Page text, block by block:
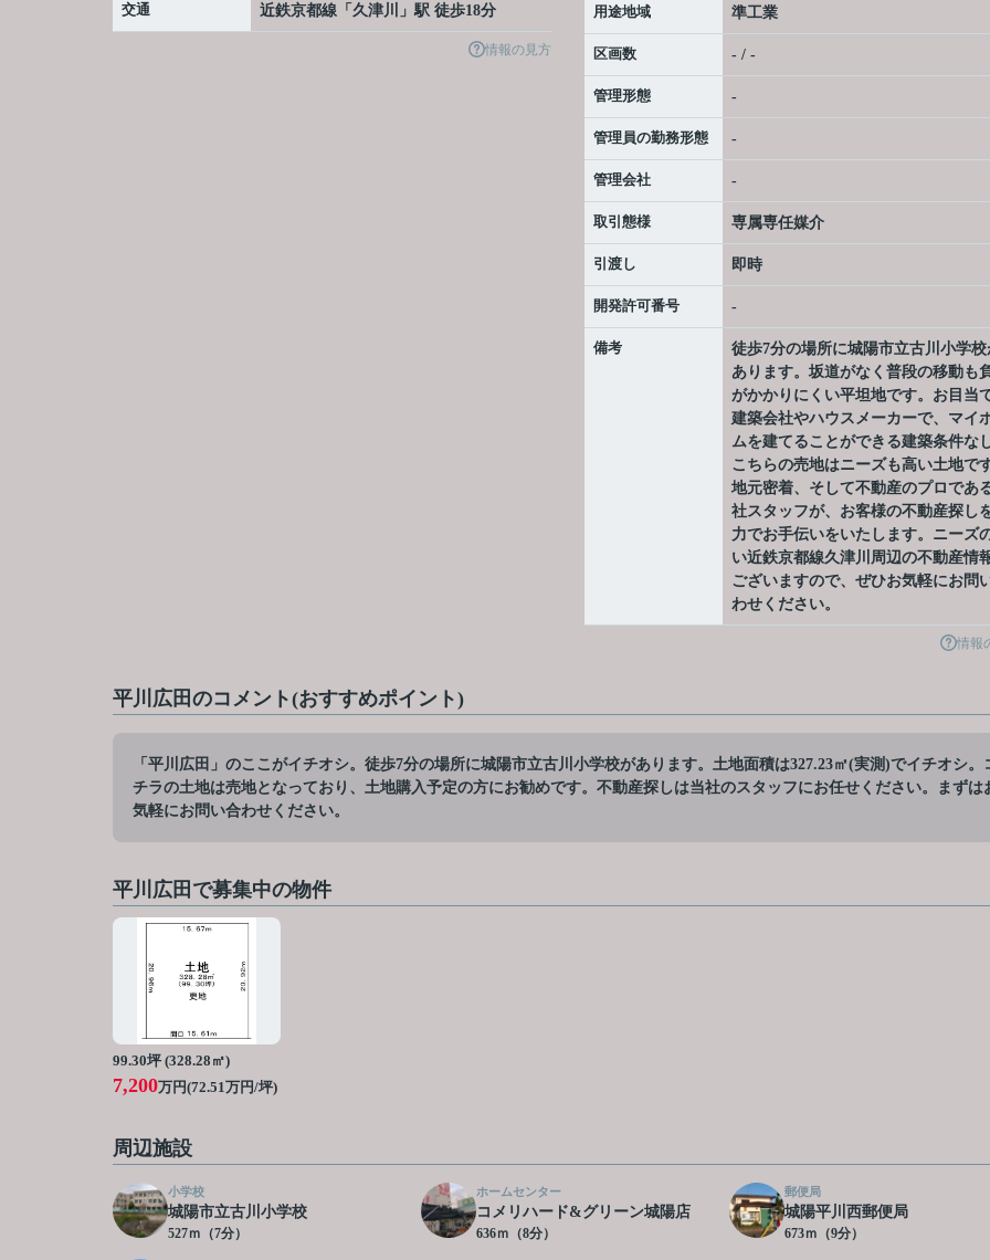
交通 近鉄京都線 「 久津川 」駅 徒歩18分
情報の見方
用途地域 準工業
区画数 - / -
管理形態 -
管理員の勤務形態 -
管理会社 -
取引態様 専属専任媒介
引渡し 即時
開発許可番号 -
備考
徒歩7分の場所に城陽市立古川小学校
あります。坂道がなく普段の移動も
がかかりにくい平坦地です。お目当
建築会社やハウスメーカーで、マイ
ムを建てることができる建築条件な
こちらの売地はニーズも高い土地で
地元密着、そして不動産のプロであ
社スタッフが、お客様の不動産探し
力でお手伝いをいたします。ニーズ
い近鉄京都線久津川周辺の不動産情
ございますので、ぜひお気軽にお問
わせください。
情報
平川広田のコメント(おすすめポイント)
「平川広田」のここがイチオシ。徒歩7分の場所に城陽市立古川小学校があります。土地面積は327.23㎡(実測)でイチオシ。
チラの土地は売地となっており、土地購入予定の方にお勧めです。不動産探しは当社のスタッフにお任せください。まずは
気軽にお問い合わせください。
平川広田で募集中の物件
99.30坪 (328.28㎡)
7,200万円(72.51万円/坪)
周辺施設
小学校
城陽市立古川小学校
527ｍ（7分）
ホームセンター
コメリハード&グリーン城陽店
636ｍ（8分）
郵便局
城陽平川西郵便局
673ｍ（9分）